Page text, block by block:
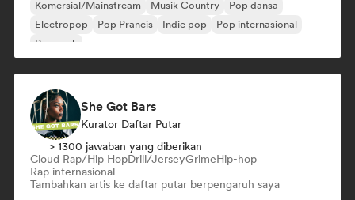
Komersial/Mainstream Musik Country
Pop dansa
Electropop
Pop Prancis Indie pop
Pop internasional
Pop rock
She Got Bars
Kurator Daftar Putar
> 1300 jawaban yang diberikan
Cloud Rap/Hip HopDrill/JerseyGrimeHip-hop
Rap internasional
Tambahkan artis ke daftar putar berpengaruh saya